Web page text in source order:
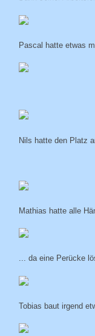
Pascal hatte etwas
Nils hatte den Platz
Mathias hatte alle
... da eine Perücke
Tobias baut irgend